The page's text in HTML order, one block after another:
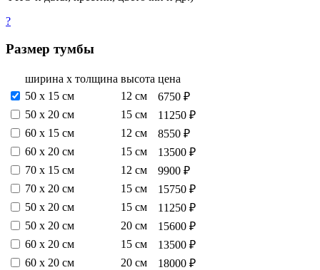
?
Размер тумбы
ширина х толщина высота цена
50 х 15 см
12 см
6750 ₽
50 х 20 см
15 см
11250 ₽
60 х 15 см
12 см
8550 ₽
60 х 20 см
15 см
13500 ₽
70 х 15 см
12 см
9900 ₽
70 х 20 см
15 см
15750 ₽
50 х 20 см
15 см
11250 ₽
50 х 20 см
20 см
15600 ₽
60 х 20 см
15 см
13500 ₽
60 х 20 см
20 см
18000 ₽